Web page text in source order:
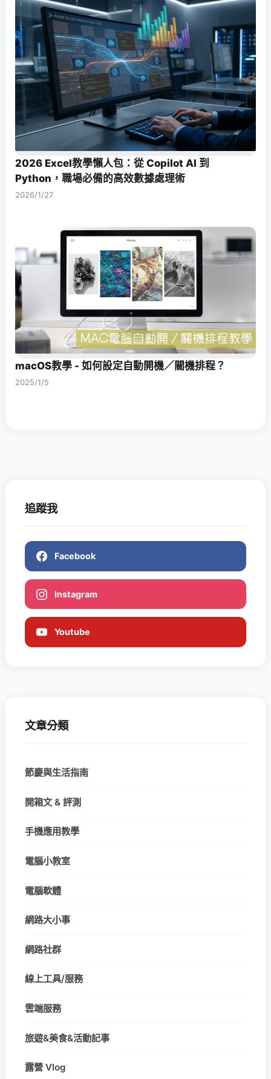
2026 Excel教學懶人包：從 Copilot AI 到
Python，職場必備的高效數據處理術
2026/1/27
macOS教學 - 如何設定自動開機／關機排程？
2025/1/5
追蹤我
Facebook
Instagram
Youtube
文章分類
節慶與生活指南
開箱文 & 評測
手機應用教學
電腦小教室
電腦軟體
網路大小事
網路社群
線上工具/服務
雲端服務
旅遊&美食&活動記事
露營 Vlog